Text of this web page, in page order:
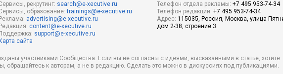
рекрутинг: search@e-xecutive.ru
образование:trainings@e-xecutive.ru
Реклама: advertising@e-xecutive.ru
Редакция: content@e-xecutive.ru
Поддержка: support@e-xecutive.ru
Карта сайта
Телефон отдела рекламы: +7 495 953-74-34
Телефон редакции: +7 495 953-74-34
Адрес: 115035, Россия, Москва, улица
дом 2-38, строение 3.
участниками Сообщества. Если вы не согласны с идеями, высказанными в статье, хотите
обращайтесь к авторам, а не в редакцию. Сделать это можно в дискуссиях под публикациями.